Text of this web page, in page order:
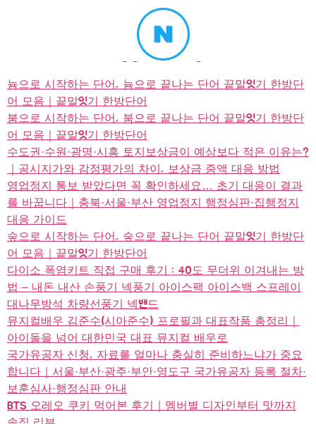
늄으로 시작하는 단어, 늄으로 끝나는 단어 끝말잇기 한방단
어 모음｜끝말잇기 한방단어
붐으로 시작하는 단어, 붐으로 끝나는 단어 끝말잇기 한방단
어 모음｜끝말잇기 한방단어
수도권·수원·광명·시흥 토지보상금이 예상보다 적은 이유는?
｜공시지가와 감정평가의 차이, 보상금 증액 대응 방법
영업정지 통보 받았다면 꼭 확인하세요… 초기 대응이 결과
를 바꿉니다｜충북·서울·부산 영업정지 행정심판·집행정지
대응 가이드
숲으로 시작하는 단어, 숲으로 끝나는 단어 끝말잇기 한방단
어 모음｜끝말잇기 한방단어
다이소 폭염키트 직접 구매 후기 : 40도 무더위 이겨내는 방
법 – 내돈 내산 손풍기 넥풍기 아이스팩 아이스백 스프레이
대나무방석 차량선풍기 넥밴드
뮤지컬배우 김준수(시아준수) 프로필과 대표작품 총정리｜
아이돌을 넘어 대한민국 대표 뮤지컬 배우로
국가유공자 신청, 자료를 얼마나 충실히 준비하느냐가 중요
합니다｜서울·부산·광주·부안·영도구 국가유공자 등록 절차·
보훈심사·행정심판 안내
BTS 오레오 쿠키 먹어본 후기｜멤버별 디자인부터 맛까지